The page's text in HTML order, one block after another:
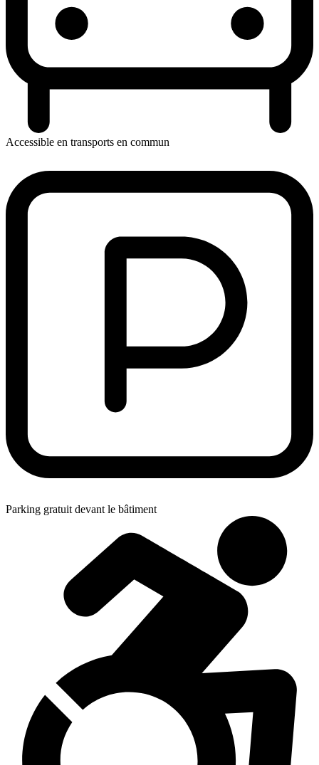
Accessible en transports en commun
Parking gratuit devant le bâtiment